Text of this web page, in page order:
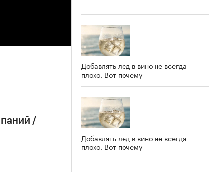
/
Добавлять лед в вино не всегда
плохо. Вот почему
Добавлять лед в вино не всегда
плохо. Вот почему